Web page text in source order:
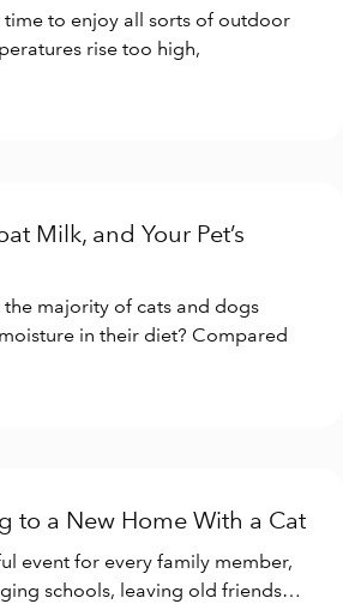
time to enjoy all sorts of outdoor
rise too high,
Milk, and Your Pet’s
majority of cats and dogs
in their diet? Compared
to a New Home With a Cat
event for every family member,
schools, leaving old friends…